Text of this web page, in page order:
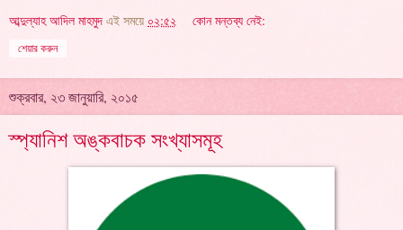
আব্দুল্যাহ আদিল মাহমুদ এই সময়ে ০২:৫২ কোন মন্তব্য নেই:
শেয়ার করুন
শুক্রবার, ২৩ জানুয়ারি, ২০১৫
স্প্যানিশ অঙ্কবাচক সংখ্যাসমূহ